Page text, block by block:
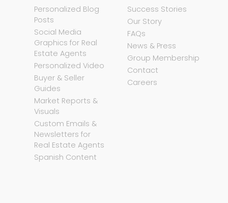
Personalized Blog
Posts
Social Media
Graphics for Real
Estate Agents
Personalized Video
Buyer & Seller
Guides
Market Reports &
Visuals
Custom Emails &
Newsletters for
Real Estate Agents
Spanish Content
Success Stories
Our Story
FAQs
News & Press
Group Membership
Contact
Careers